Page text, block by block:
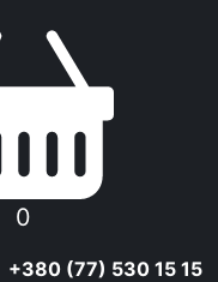
0
+380 (77) 530 15 15